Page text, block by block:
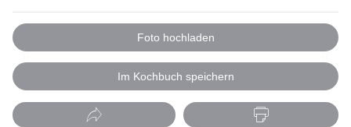
Foto hochladen
Im Kochbuch speichern